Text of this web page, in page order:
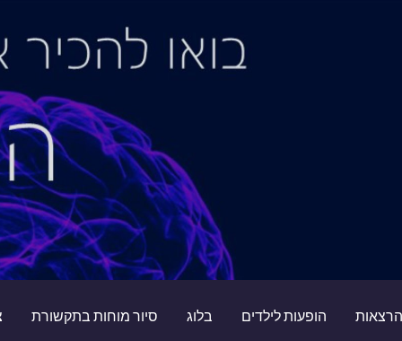
הרצאות הופעות לילדים בלוג סיור מוחות בתקשורת